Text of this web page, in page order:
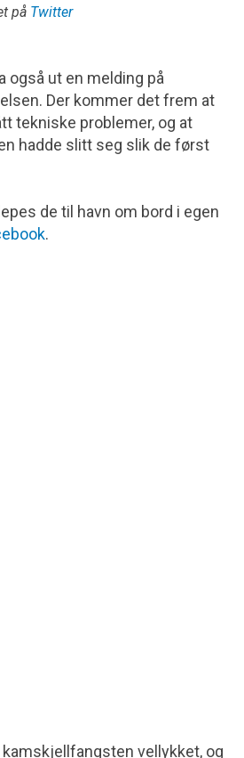
på Twitter
også ut en melding på
Der kommer det frem at
tekniske problemer, og at
hadde slitt seg slik de først
de til havn om bord i egen
.
vellykket, og